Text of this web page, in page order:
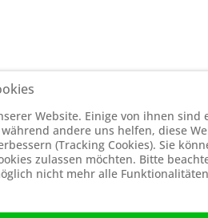
Website. Einige von ihnen sind
andere uns helfen, diese
(Tracking Cookies). Sie
zulassen möchten. Bitte
nicht mehr alle